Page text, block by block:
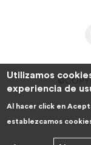
Utilizamos
experiencia de
Al hacer click en
establezcamos